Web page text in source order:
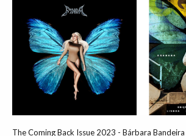
The Coming Back Issue 2023 - Bárbara